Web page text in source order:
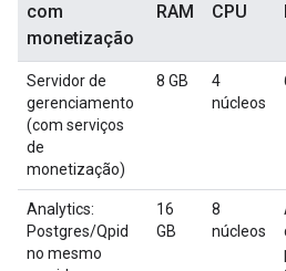
com
monetização
RAM CPU
Servidor de
gerenciamento
(com serviços
de
monetização)
8 GB
4
núcleos
Analytics:
Postgres/Qpid
no mesmo
16
GB
8
núcleos